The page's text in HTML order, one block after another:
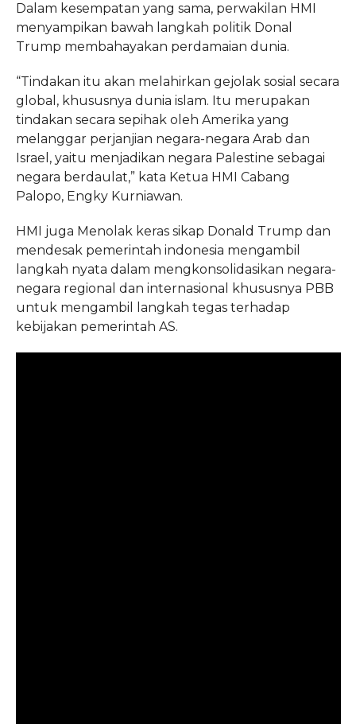
Dalam kesempatan yang sama, perwakilan HMI
menyampikan bawah langkah politik Donal
Trump membahayakan perdamaian dunia.
“Tindakan itu akan melahirkan gejolak sosial secara
global, khususnya dunia islam. Itu merupakan
tindakan secara sepihak oleh Amerika yang
melanggar perjanjian negara-negara Arab dan
Israel, yaitu menjadikan negara Palestine sebagai
negara berdaulat,” kata Ketua HMI Cabang
Palopo, Engky Kurniawan.
HMI juga Menolak keras sikap Donald Trump dan
mendesak pemerintah indonesia mengambil
langkah nyata dalam mengkonsolidasikan negara-
negara regional dan internasional khususnya PBB
untuk mengambil langkah tegas terhadap
kebijakan pemerintah AS.